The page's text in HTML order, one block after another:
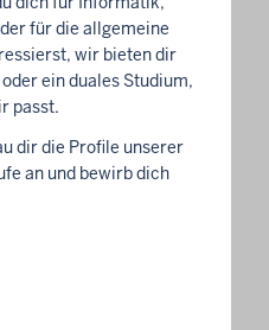
für die allgemeine
wir bieten dir
ein duales Studium,
passt.
dir die Profile unserer
an und bewirb dich